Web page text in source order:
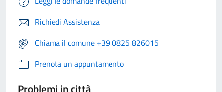
Richiedi Assistenza
Chiama il comune +39 0825 826015
Prenota un appuntamento
Problemi in città